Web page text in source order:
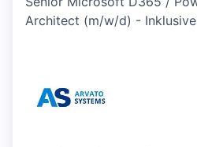
Architect (m/w/d) -